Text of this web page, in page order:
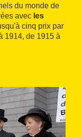
du monde de
avec les
cinq prix par
1914, de 1915 à
la
de l'automobile.
touristique